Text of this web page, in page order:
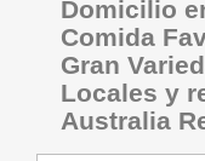
Domicilio
Comida
Gran
Locales y
Australia